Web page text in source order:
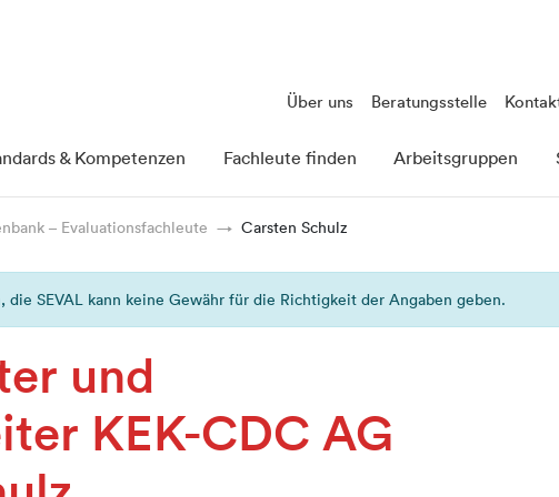
Über uns Beratungsstelle
& Kompetenzen Fachleute finden Arbeitsgruppen
– Evaluationsfachleute Carsten Schulz
die SEVAL kann keine Gewähr für die Richtigkeit der Angaben geben.
und
KEK-CDC AG